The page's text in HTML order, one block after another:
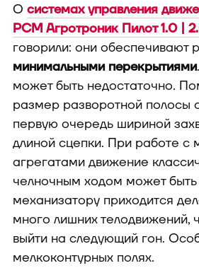
О системах управления
РСМ Агротроник Пилот 1.0 |
говорили: они обеспечивают
минимальными перекрытиями
может быть недостаточно.
размер разворотной полосы
первую очередь шириной
длиной сцепки. При работе с
агрегатами движение
челночным ходом может
механизатору приходится
много лишних телодвижений,
выйти на следующий гон.
мелкоконтурных полях.